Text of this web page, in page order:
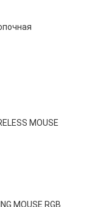
MOUSE
MOUSE RGB